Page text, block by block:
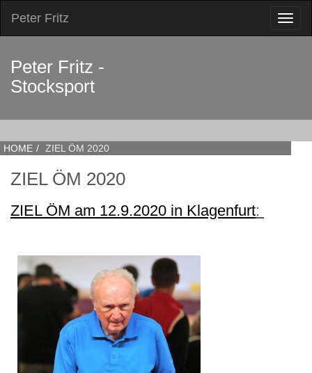
Peter Fritz
Peter Fritz -
Stocksport
HOME ZIEL ÖM 2020
ZIEL ÖM 2020
ZIEL ÖM am 12.9.2020 in Klagenfurt: